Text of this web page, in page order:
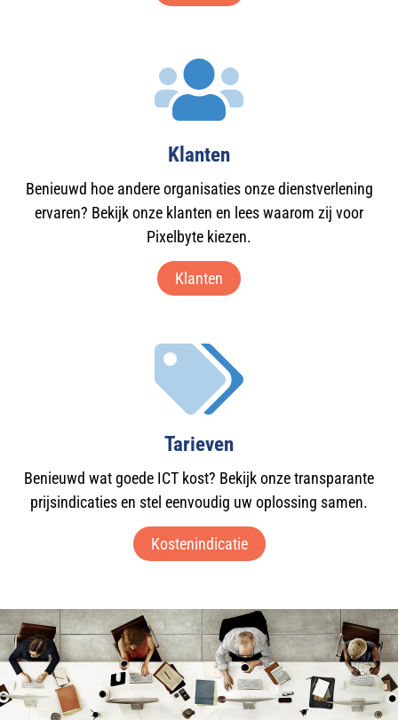
Klanten
Benieuwd hoe andere organisaties onze dienstverlening
ervaren? Bekijk onze klanten en lees waarom zij voor
Pixelbyte kiezen.
Klanten
Tarieven
Benieuwd wat goede ICT kost? Bekijk onze transparante
prijsindicaties en stel eenvoudig uw oplossing samen.
Kostenindicatie